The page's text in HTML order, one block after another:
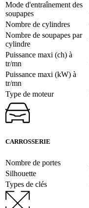
Mode d'entraînement des
soupapes
Nombre de cylindres
Nombre de soupapes par
cylindre
Puissance maxi (ch) à
tr/mn
Puissance maxi (kW) à
tr/mn
Type de moteur
CARROSSERIE
Nombre de portes
Silhouette
Types de clés